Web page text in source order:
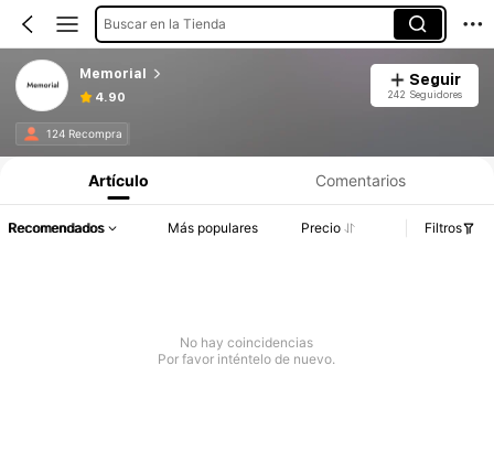
Buscar en la Tienda
Memorial
4.90
Seguir
242 Seguidores
124 Recompra
Artículo Comentarios
Recomendados Más populares Precio Filtros
No hay coincidencias
Por favor inténtelo de nuevo.